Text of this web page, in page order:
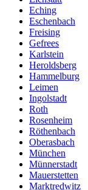
Eching
Eschenbach
Freising
Gefrees
Karlstein
Heroldsberg
Hammelburg
Leimen
Ingolstadt
Roth
Rosenheim
Röthenbach
Oberasbach
München
Münnerstadt
Mauerstetten
Marktredwitz